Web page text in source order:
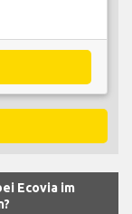
Ecovia im